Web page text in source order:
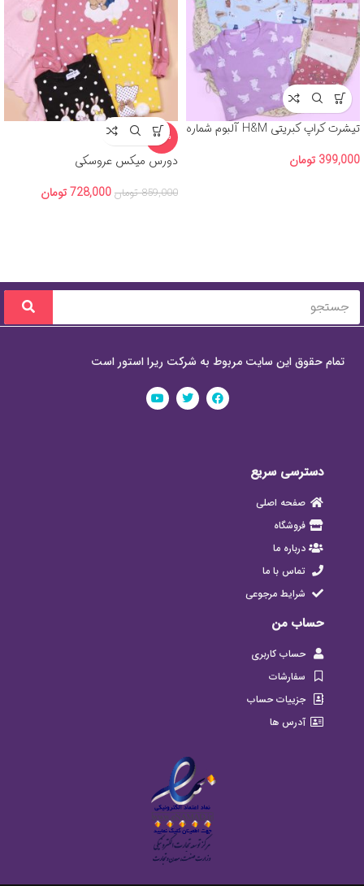
تیشرت کراپ کبریتی H&M آلبوم شماره
399,000 تومان
-15%
دورس میکس عروسکی
859,000 تومان 728,000تومان
تمام حقوق این سایت مربوط به شرکت ریرا استور است
دسترسی سریع
صفحه اصلی
فروشگاه
درباره ما
تماس با ما
شرایط مرجوعی
حساب من
حساب کاربری
سفارشات
جزییات حساب
آدرس ها